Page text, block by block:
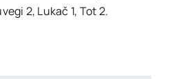
2, Lukač 1, Tot 2.